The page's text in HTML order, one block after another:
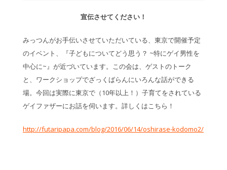
宣伝させてください！
みっつんがお手伝いさせていただいている、東京で開催予定
のイベント、『子どもについてどう思う？ ~特にゲイ男性を
中心に~』が近づいています。この会は、ゲストのトーク
と、ワークショップでざっくばらんにいろんな話ができる
場。今回は実際に東京で（10年以上！）子育てをされている
ゲイファザーにお話を伺います。詳しくはこちら！
http://futaripapa.com/blog/2016/06/14/oshirase-kodomo2/